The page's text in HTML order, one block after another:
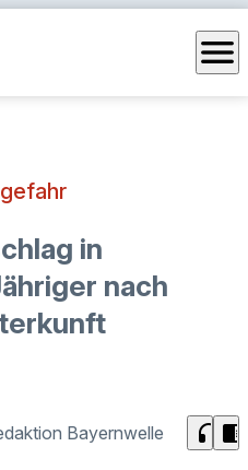
menu
in
nach
Bayernwelle headphones chrome_reader_mode